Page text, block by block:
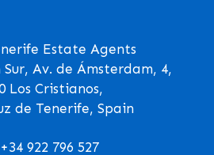
Estate Agents
Av. de Ámsterdam, 4,
Los Cristianos,
de Tenerife, Spain
+34 922 796 527